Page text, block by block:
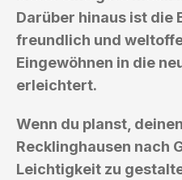
Darüber hinaus ist die
freundlich und
Eingewöhnen in die
erleichtert.
Wenn du planst,
Recklinghausen nach
Leichtigkeit zu